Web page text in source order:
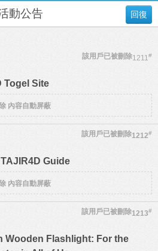
回復
動公告
1211#
該用戶已被刪除
Togel Site
內容自動屏蔽
1212#
該用戶已被刪除
Guide
內容自動屏蔽
1213#
該用戶已被刪除
Wooden Flashlight: For the